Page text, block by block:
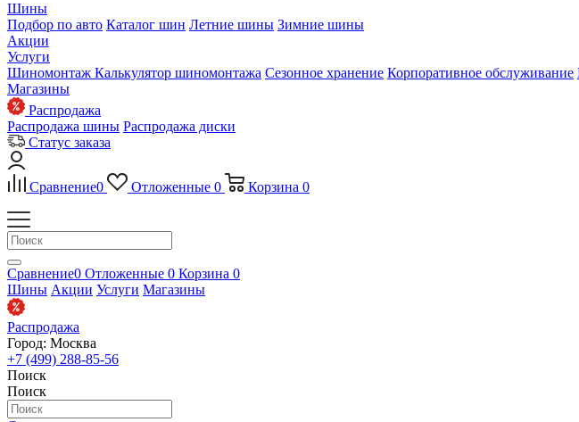
Шины
Подбор по авто Каталог шин Летние шины Зимние шины
Акции
Услуги
Шиномонтаж Калькулятор шиномонтажа Сезонное хранение Корпоративное обслуживание
Магазины
Распродажа
Распродажа шины Распродажа диски
Статус заказа
Сравнение0 Отложенные 0 Корзина 0
Сравнение0 Отложенные 0 Корзина 0
Шины Акции Услуги Магазины
Распродажа
Город: Москва
+7 (499) 288-85-56
Поиск
Поиск